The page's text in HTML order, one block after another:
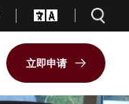
立即申请